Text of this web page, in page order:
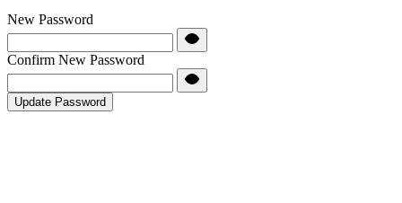
New Password
Confirm New Password
Update Password